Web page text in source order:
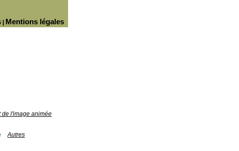
Mentions légales
de l'image animée
Autres